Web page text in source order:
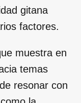
gitana
factores.
muestra en
temas
resonar con